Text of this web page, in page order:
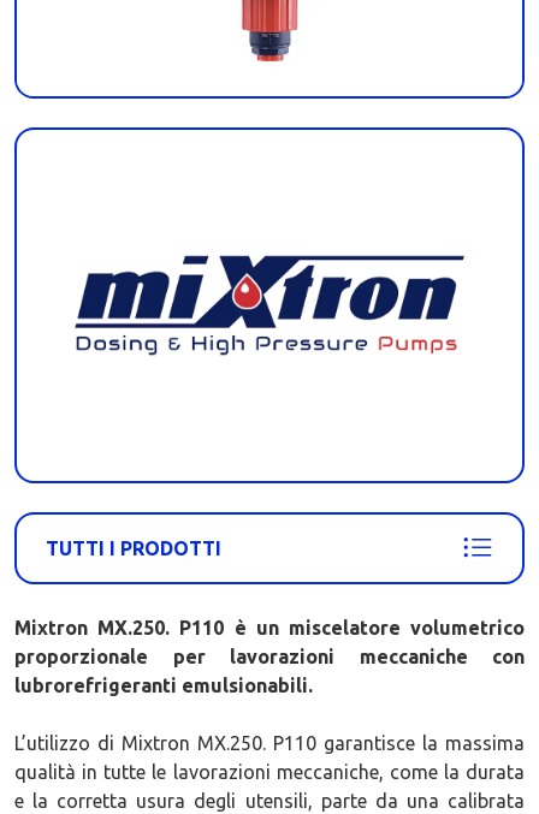
TUTTI I PRODOTTI
Mixtron MX.250. P110 è un miscelatore volumetrico
proporzionale per lavorazioni meccaniche con
lubrorefrigeranti emulsionabili.
L’utilizzo di Mixtron MX.250. P110 garantisce la massima
qualità in tutte le lavorazioni meccaniche, come la durata
e la corretta usura degli utensili, parte da una calibrata